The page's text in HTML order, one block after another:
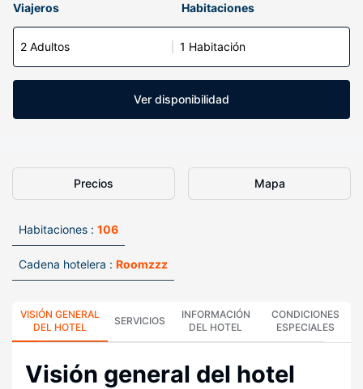
Viajeros Habitaciones
2 Adultos 1 Habitación
Ver disponibilidad
Precios Mapa
Habitaciones : 106
Cadena hotelera : Roomzzz
VISIÓN GENERAL
DEL HOTEL
SERVICIOS
INFORMACIÓN
DEL HOTEL
CONDICIONES
ESPECIALES
Visión general del hotel